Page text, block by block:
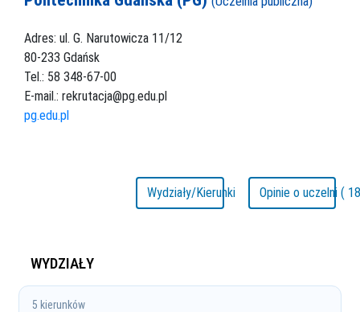
Adres: ul. G. Narutowicza 11/12
80-233 Gdańsk
Tel.: 58 348-67-00
E-mail.: rekrutacja@pg.edu.pl
pg.edu.pl
Wydziały/Kierunki Opinie o uczelni (
WYDZIAŁY
5 kierunków